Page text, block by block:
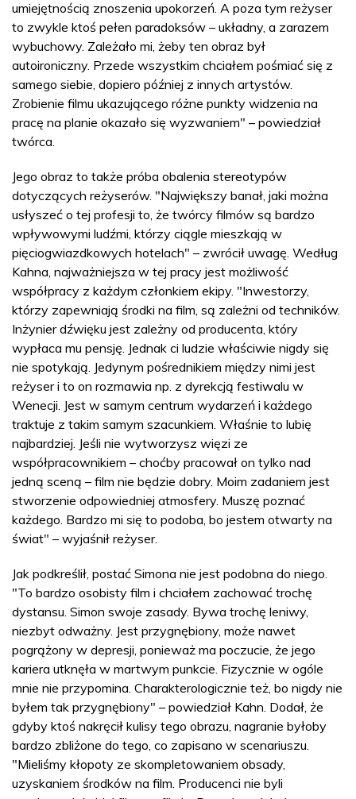
umiejętnością znoszenia upokorzeń. A poza tym reżyser
to zwykle ktoś pełen paradoksów – układny, a zarazem
wybuchowy. Zależało mi, żeby ten obraz był
autoironiczny. Przede wszystkim chciałem pośmiać się z
samego siebie, dopiero później z innych artystów.
Zrobienie filmu ukazującego różne punkty widzenia na
pracę na planie okazało się wyzwaniem" – powiedział
twórca.
Jego obraz to także próba obalenia stereotypów
dotyczących reżyserów. "Największy banał, jaki można
usłyszeć o tej profesji to, że twórcy filmów są bardzo
wpływowymi ludźmi, którzy ciągle mieszkają w
pięciogwiazdkowych hotelach" – zwrócił uwagę. Według
Kahna, najważniejsza w tej pracy jest możliwość
współpracy z każdym członkiem ekipy. "Inwestorzy,
którzy zapewniają środki na film, są zależni od techników.
Inżynier dźwięku jest zależny od producenta, który
wypłaca mu pensję. Jednak ci ludzie właściwie nigdy się
nie spotykają. Jedynym pośrednikiem między nimi jest
reżyser i to on rozmawia np. z dyrekcją festiwalu w
Wenecji. Jest w samym centrum wydarzeń i każdego
traktuje z takim samym szacunkiem. Właśnie to lubię
najbardziej. Jeśli nie wytworzysz więzi ze
współpracownikiem – choćby pracował on tylko nad
jedną sceną – film nie będzie dobry. Moim zadaniem jest
stworzenie odpowiedniej atmosfery. Muszę poznać
każdego. Bardzo mi się to podoba, bo jestem otwarty na
świat" – wyjaśnił reżyser.
Jak podkreślił, postać Simona nie jest podobna do niego.
"To bardzo osobisty film i chciałem zachować trochę
dystansu. Simon swoje zasady. Bywa trochę leniwy,
niezbyt odważny. Jest przygnębiony, może nawet
pogrążony w depresji, ponieważ ma poczucie, że jego
kariera utknęła w martwym punkcie. Fizycznie w ogóle
mnie nie przypomina. Charakterologicznie też, bo nigdy nie
byłem tak przygnębiony" – powiedział Kahn. Dodał, że
gdyby ktoś nakręcił kulisy tego obrazu, nagranie byłoby
bardzo zbliżone do tego, co zapisano w scenariuszu.
"Mieliśmy kłopoty ze skompletowaniem obsady,
uzyskaniem środków na film. Producenci nie byli